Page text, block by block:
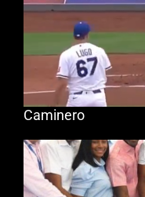
Caminero